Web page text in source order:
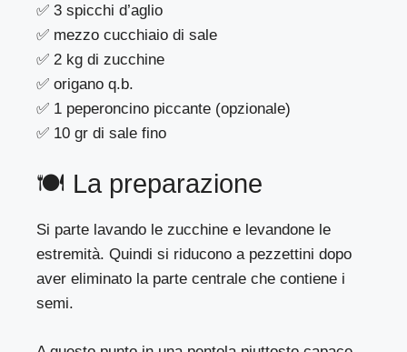
✅ 3 spicchi d’aglio
✅ mezzo cucchiaio di sale
✅ 2 kg di zucchine
✅ origano q.b.
✅ 1 peperoncino piccante (opzionale)
✅ 10 gr di sale fino
🍽 La preparazione
Si parte lavando le zucchine e levandone le
estremità. Quindi si riducono a pezzettini dopo
aver eliminato la parte centrale che contiene i
semi.